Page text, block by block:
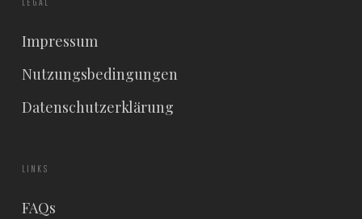
Impressum
Nutzungsbedingungen
Datenschutzerklärung
LINKS
FAQs